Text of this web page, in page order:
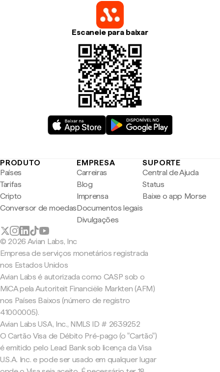
Escaneie para baixar
PRODUTO
Países
Tarifas
Cripto
Conversor de moedas
EMPRESA
Carreiras
Blog
Imprensa
Documentos legais
Divulgações
SUPORTE
Central de Ajuda
Status
Baixe o app Morse
© 2026 Avian Labs, Inc
Empresa de serviços monetários registrada
nos Estados Unidos
Avian Labs é autorizada como CASP sob o
MiCA pela Autoriteit Financiële Markten (AFM)
nos Países Baixos (número de registro
41000005).
Avian Labs USA, Inc., NMLS ID # 2639252
O Cartão Visa de Débito Pré-pago (o "Cartão")
é emitido pelo Lead Bank sob licença da Visa
U.S.A. Inc. e pode ser usado em qualquer lugar